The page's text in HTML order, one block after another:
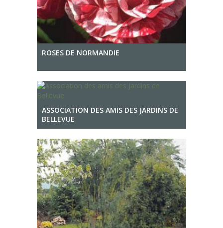
ROSES DE NORMANDIE
ASSOCIATION DES AMIS DES JARDINS DE
BELLEVUE